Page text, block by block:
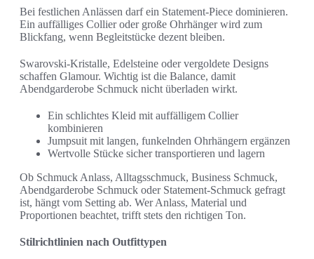
Bei festlichen Anlässen darf ein Statement-Piece dominieren.
Ein auffälliges Collier oder große Ohrhänger wird zum
Blickfang, wenn Begleitstücke dezent bleiben.
Swarovski-Kristalle, Edelsteine oder vergoldete Designs
schaffen Glamour. Wichtig ist die Balance, damit
Abendgarderobe Schmuck nicht überladen wirkt.
Ein schlichtes Kleid mit auffälligem Collier
kombinieren
Jumpsuit mit langen, funkelnden Ohrhängern ergänzen
Wertvolle Stücke sicher transportieren und lagern
Ob Schmuck Anlass, Alltagsschmuck, Business Schmuck,
Abendgarderobe Schmuck oder Statement-Schmuck gefragt
ist, hängt vom Setting ab. Wer Anlass, Material und
Proportionen beachtet, trifft stets den richtigen Ton.
Stilrichtlinien nach Outfittypen